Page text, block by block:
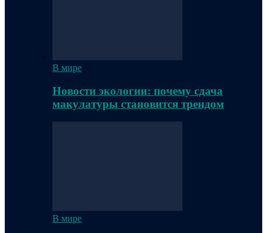
В мире
Новости экологии: почему сдача
макулатуры становится трендом
В мире